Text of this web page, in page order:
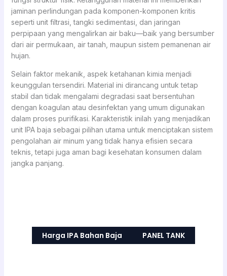
jaminan perlindungan pada komponen-komponen kritis
seperti unit filtrasi, tangki sedimentasi, dan jaringan
perpipaan yang mengalirkan air baku—baik yang bersumber
dari air permukaan, air tanah, maupun sistem pemanenan air
hujan.
Selain faktor mekanik, aspek ketahanan kimia menjadi
keunggulan tersendiri. Material ini dirancang untuk tetap
stabil dan tidak mengalami degradasi saat bersentuhan
dengan koagulan atau desinfektan yang umum digunakan
dalam proses purifikasi. Karakteristik inilah yang menjadikan
unit IPA baja sebagai pilihan utama untuk menciptakan sistem
pengolahan air minum yang tidak hanya efisien secara
teknis, tetapi juga aman bagi kesehatan konsumen dalam
jangka panjang.
Harga IPA Bahan Baja PANEL TANK